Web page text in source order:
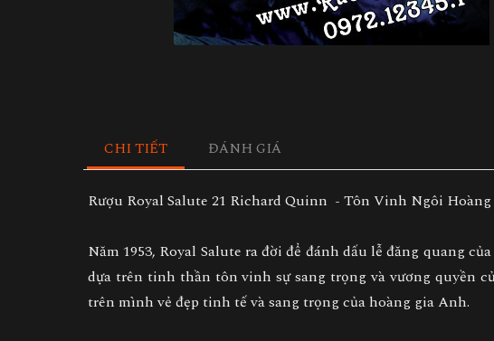
CHI TIẾT ĐÁNH GIÁ
Rượu Royal Salute 21 Richard Quinn - Tôn Vinh Ngôi Hoàng
Năm 1953, Royal Salute ra đời để đánh dấu lễ đăng quang
dựa trên tinh thần tôn vinh sự sang trọng và vương quyền
trên mình vẻ đẹp tinh tế và sang trọng của hoàng gia Anh.